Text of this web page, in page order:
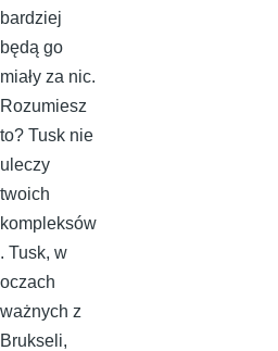
bardziej
będą go
miały za nic.
Rozumiesz
to? Tusk nie
uleczy
twoich
kompleksów
. Tusk, w
oczach
ważnych z
Brukseli,